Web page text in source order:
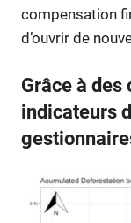
compensation
d’ouvrir de
Grâce à
indicateurs